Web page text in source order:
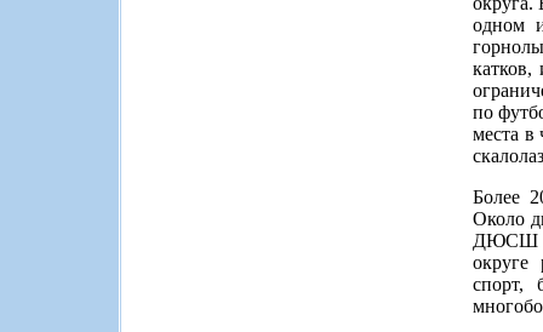
одном
катков,
по
места в
Более
Около
ДЮСШ
округе
спорт,